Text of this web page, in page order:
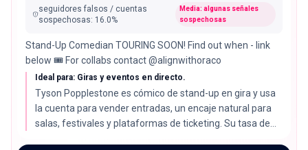
seguidores falsos / cuentas
sospechosas: 16.0%
Media: algunas señales
sospechosas
Stand-Up Comedian TOURING SOON! Find out when - link
below 🎟️ For collabs contact @alignwithoraco
Ideal para: Giras y eventos en directo.
Tyson Popplestone es cómico de stand-up en gira y usa
la cuenta para vender entradas, un encaje natural para
salas, festivales y plataformas de ticketing. Su tasa de